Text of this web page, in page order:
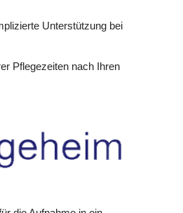
Unterstützung bei
Pflegezeiten nach Ihren